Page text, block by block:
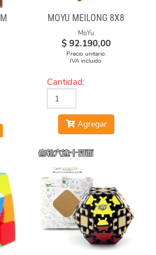
MOYU MEILONG 8X8
MoYu
$ 92.190,00
Precio unitario.
IVA incluido.
Cantidad:
Agregar